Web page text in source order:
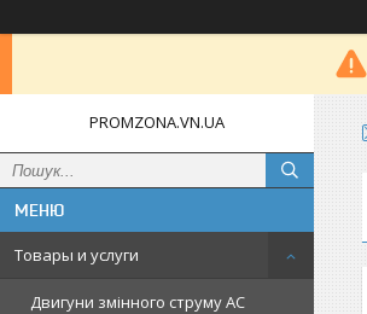
PROMZONA.VN.UA
Товары и услуги
Двигуни змінного струму AC